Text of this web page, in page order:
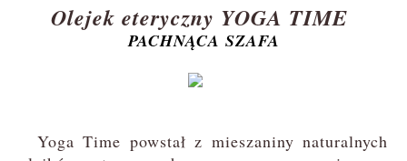
Olejek eteryczny YOGA TIME
PACHNĄCA SZAFA
Yoga Time powstał z mieszaniny naturalnych